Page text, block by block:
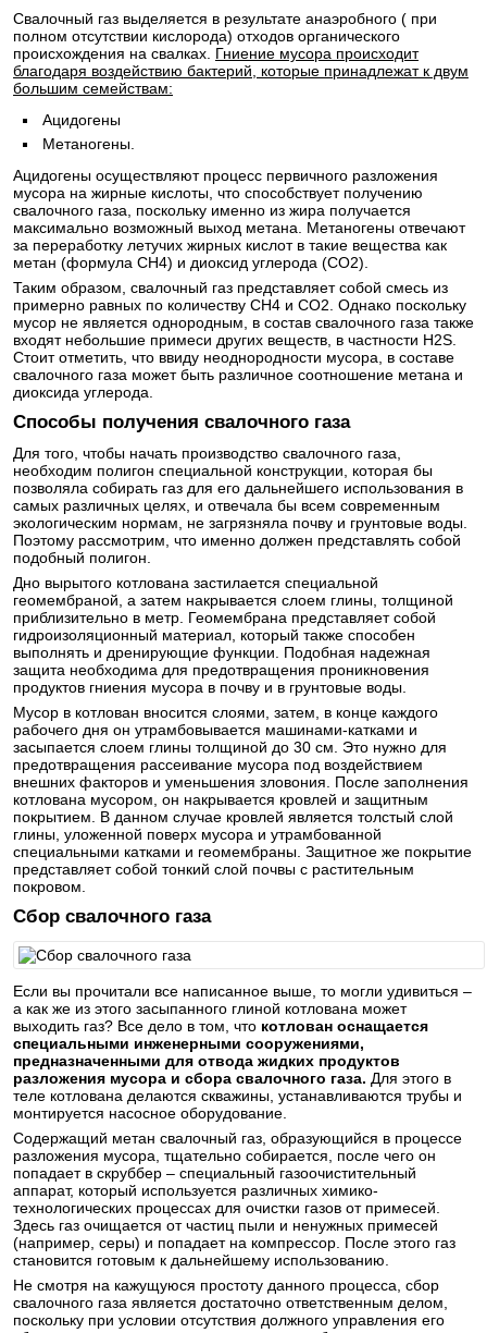
Свалочный газ выделяется в результате анаэробного ( при
полном отсутствии кислорода) отходов органического
происхождения на свалках. Гниение мусора происходит
благодаря воздействию бактерий, которые принадлежат к двум
большим семействам:
Ацидогены
Метаногены.
Ацидогены осуществляют процесс первичного разложения
мусора на жирные кислоты, что способствует получению
свалочного газа, поскольку именно из жира получается
максимально возможный выход метана. Метаногены отвечают
за переработку летучих жирных кислот в такие вещества как
метан (формула CH4) и диоксид углерода (CO2).
Таким образом, свалочный газ представляет собой смесь из
примерно равных по количеству CH4 и CO2. Однако поскольку
мусор не является однородным, в состав свалочного газа также
входят небольшие примеси других веществ, в частности H2S.
Стоит отметить, что ввиду неоднородности мусора, в составе
свалочного газа может быть различное соотношение метана и
диоксида углерода.
Способы получения свалочного газа
Для того, чтобы начать производство свалочного газа,
необходим полигон специальной конструкции, которая бы
позволяла собирать газ для его дальнейшего использования в
самых различных целях, и отвечала бы всем современным
экологическим нормам, не загрязняла почву и грунтовые воды.
Поэтому рассмотрим, что именно должен представлять собой
подобный полигон.
Дно вырытого котлована застилается специальной
геомембраной, а затем накрывается слоем глины, толщиной
приблизительно в метр. Геомембрана представляет собой
гидроизоляционный материал, который также способен
выполнять и дренирующие функции. Подобная надежная
защита необходима для предотвращения проникновения
продуктов гниения мусора в почву и в грунтовые воды.
Мусор в котлован вносится слоями, затем, в конце каждого
рабочего дня он утрамбовывается машинами-катками и
засыпается слоем глины толщиной до 30 см. Это нужно для
предотвращения рассеивание мусора под воздействием
внешних факторов и уменьшения зловония. После заполнения
котлована мусором, он накрывается кровлей и защитным
покрытием. В данном случае кровлей является толстый слой
глины, уложенной поверх мусора и утрамбованной
специальными катками и геомембраны. Защитное же покрытие
представляет собой тонкий слой почвы с растительным
покровом.
Сбор свалочного газа
Если вы прочитали все написанное выше, то могли удивиться –
а как же из этого засыпанного глиной котлована может
выходить газ? Все дело в том, что котлован оснащается
специальными инженерными сооружениями,
предназначенными для отвода жидких продуктов
разложения мусора и сбора свалочного газа. Для этого в
теле котлована делаются скважины, устанавливаются трубы и
монтируется насосное оборудование.
Содержащий метан свалочный газ, образующийся в процессе
разложения мусора, тщательно собирается, после чего он
попадает в скруббер – специальный газоочистительный
аппарат, который используется различных химико-
технологических процессах для очистки газов от примесей.
Здесь газ очищается от частиц пыли и ненужных примесей
(например, серы) и попадает на компрессор. После этого газ
становится готовым к дальнейшему использованию.
Не смотря на кажущуюся простоту данного процесса, сбор
свалочного газа является достаточно ответственным делом,
поскольку при условии отсутствия должного управления его